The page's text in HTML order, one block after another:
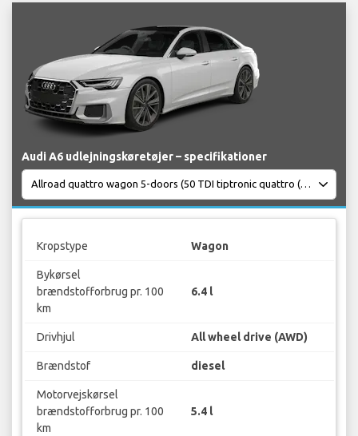
Audi A6 udlejningskøretøjer – specifikationer
Kropstype Wagon
Bykørsel
brændstofforbrug pr. 100
km
6.4 l
Drivhjul All wheel drive (AWD)
Brændstof diesel
Motorvejskørsel
brændstofforbrug pr. 100
km
5.4 l